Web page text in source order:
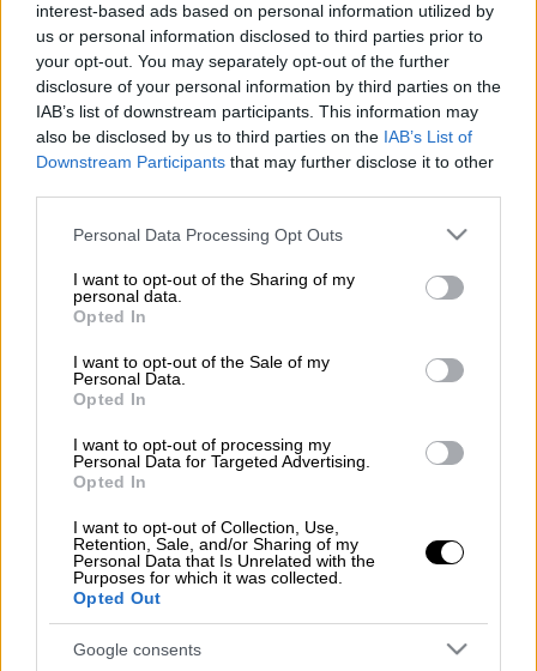
interest-based ads based on personal information utilized by
us or personal information disclosed to third parties prior to
your opt-out. You may separately opt-out of the further
disclosure of your personal information by third parties on the
IAB’s list of downstream participants. This information may
also be disclosed by us to third parties on the IAB’s List of
Downstream Participants that may further disclose it to other
Please note that this website/app uses one or more Google
not limited to your visit or usage behaviour. You may click to
grant or deny consent to Google and its third-party tags to
use your data for below specified purposes in below Google
consent section.
Personal Data Processing Opt Outs
I want to opt-out of the Sharing of my
personal data.
Opted In
I want to opt-out of the Sale of my
Personal Data.
Opted In
I want to opt-out of processing my
Personal Data for Targeted Advertising.
Opted In
I want to opt-out of Collection, Use,
Retention, Sale, and/or Sharing of my
Personal Data that Is Unrelated with the
Purposes for which it was collected.
Opted Out
Google consents
«Η έντονη κινητικότητα στις σχέσεις της
Άγκυραςμε το νέο καθεστώς τηςΔαμασκού
και κυρίως οι δηλώσειςΤούρκων
κυβερνητικών αξιωματούχων, επιτείνουν
τους φόβους για ένα νέο σύμφωνο
«τουρκολιβυκού» τυπου με τη Συρία γεγονός
που θα μπορούσε να έχει εξαιρετικά
δυσμενείς επιπτώσεις στην Ανατολική
Μεσόγειο», επισήμανε σε δήλωσή του ο
Δημήτρης Μάντζος
, αρμόδιος του ΚΤΕ
Εξωτερικών στο
ΔΙΑΒΑΣΤΕ ΕΠΙΣΗΣ
Πολιτική|24.12.2024 14:24
Πηγές ΥΠΕΞ για την ΑΟΖ Τουρκίας-
Συρίας: Μεταβατική η κατάσταση,
κανείς δεν νομιμοποιείται να κάνει
συμφωνίες
Πολιτική| 24.12.2024 14:32